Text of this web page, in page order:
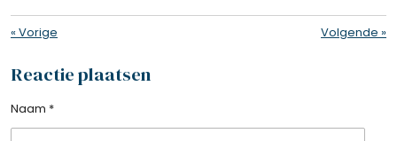
« Vorige Volgende »
Reactie plaatsen
Naam *